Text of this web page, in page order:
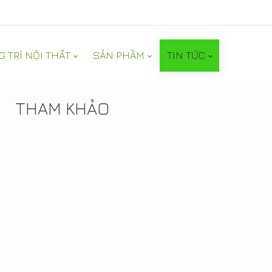
TRÍ NỘI THẤT SẢN PHẦM TIN TỨC
TIN NỔI BẬT
THAM KHẢO